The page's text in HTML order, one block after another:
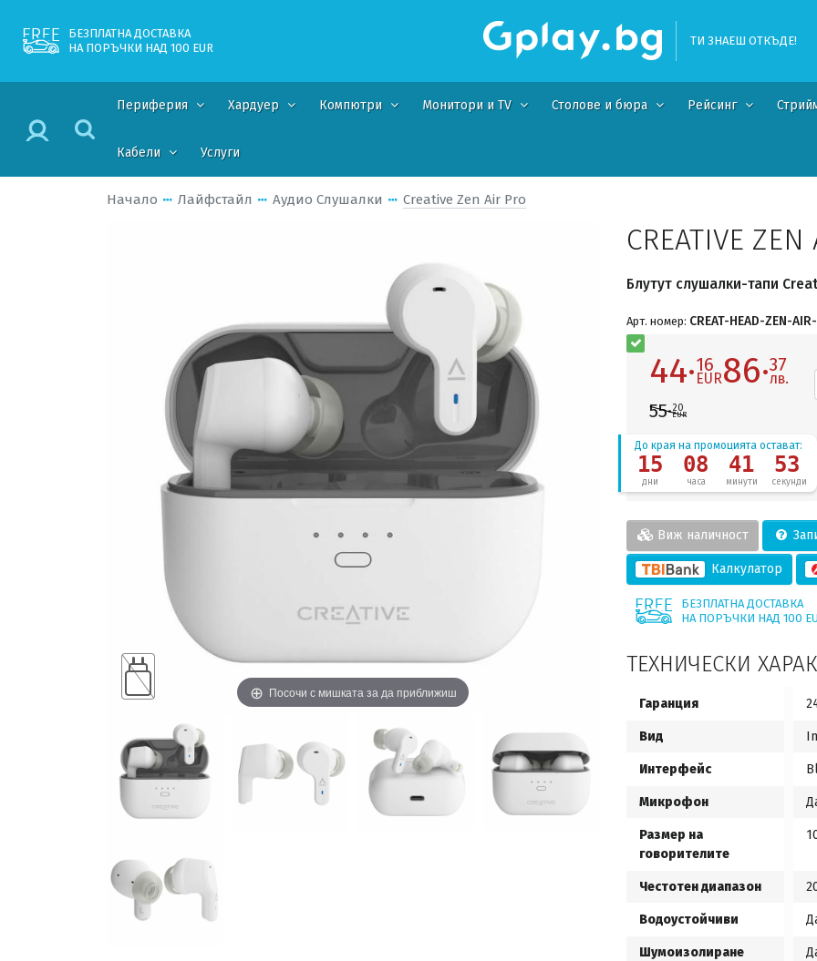
БЕЗПЛАТНА ДОСТАВКА
НА ПОРЪЧКИ НАД 100 EUR
ТИ ЗНАЕШ ОТКЪДЕ!
Периферия Хардуер Компютри Монитори и TV Столове и бюра Рейсинг
Кабели Услуги
Начало Лайфстайл Аудио Слушалки Creative Zen Air Pro
Посочи с мишката за да приближиш
CREATIVE ZEN
Блутут слушалки-тапи
Арт. номер: CREAT-HEAD-ZEN-
44·16
EUR86·37
лв.
55·20
EUR
До края на промоцията остават:
15
дни
08
часа
41
минути
53
секунди
Виж наличност
Калкулатор
БЕЗПЛАТНА ДОСТАВКА
НА ПОРЪЧКИ НАД 100
ТЕХНИЧЕСКИ
Гаранция
Вид
Интерфейс
Микрофон
Размер на
говорителите
Честотен диапазон
Водоустойчиви
Шумоизолиране